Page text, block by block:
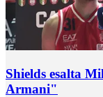
Shields esalta
Armani"